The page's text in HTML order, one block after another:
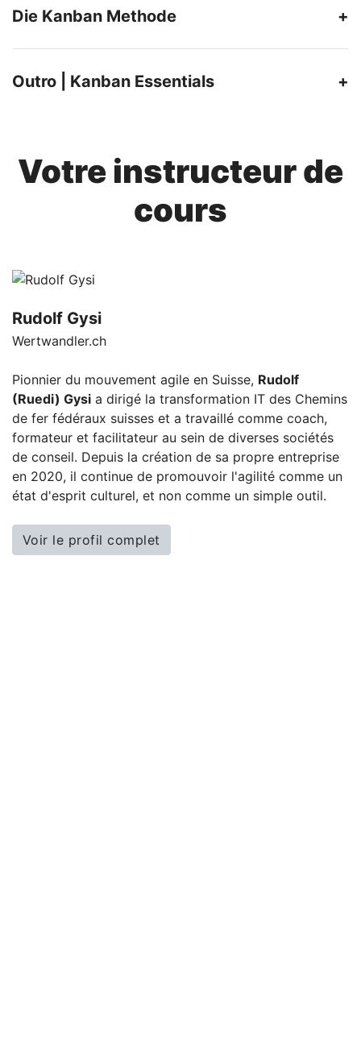
Die Kanban Methode
Outro | Kanban Essentials
Votre instructeur de
cours
Rudolf Gysi
Wertwandler.ch
Pionnier du mouvement agile en Suisse, Rudolf
(Ruedi) Gysi a dirigé la transformation IT des Chemins
de fer fédéraux suisses et a travaillé comme coach,
formateur et facilitateur au sein de diverses sociétés
de conseil. Depuis la création de sa propre entreprise
en 2020, il continue de promouvoir l'agilité comme un
état d'esprit culturel, et non comme un simple outil.
Voir le profil complet